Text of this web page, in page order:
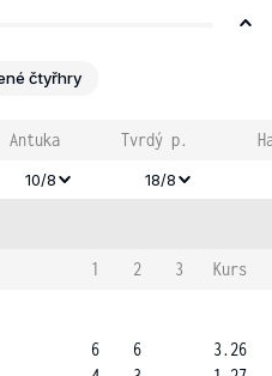
čtyřhry
Antuka Tvrdý p.
10/8 18/8
1 2 3
Kurs
6
6
3.26